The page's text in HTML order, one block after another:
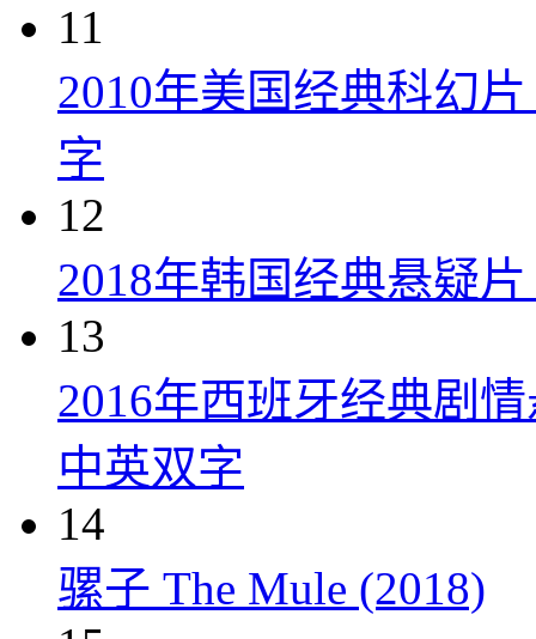
11
2010年美国经典科幻
字
12
2018年韩国经典悬疑
13
2016年西班牙经典剧
中英双字
14
骡子 The Mule (2018)